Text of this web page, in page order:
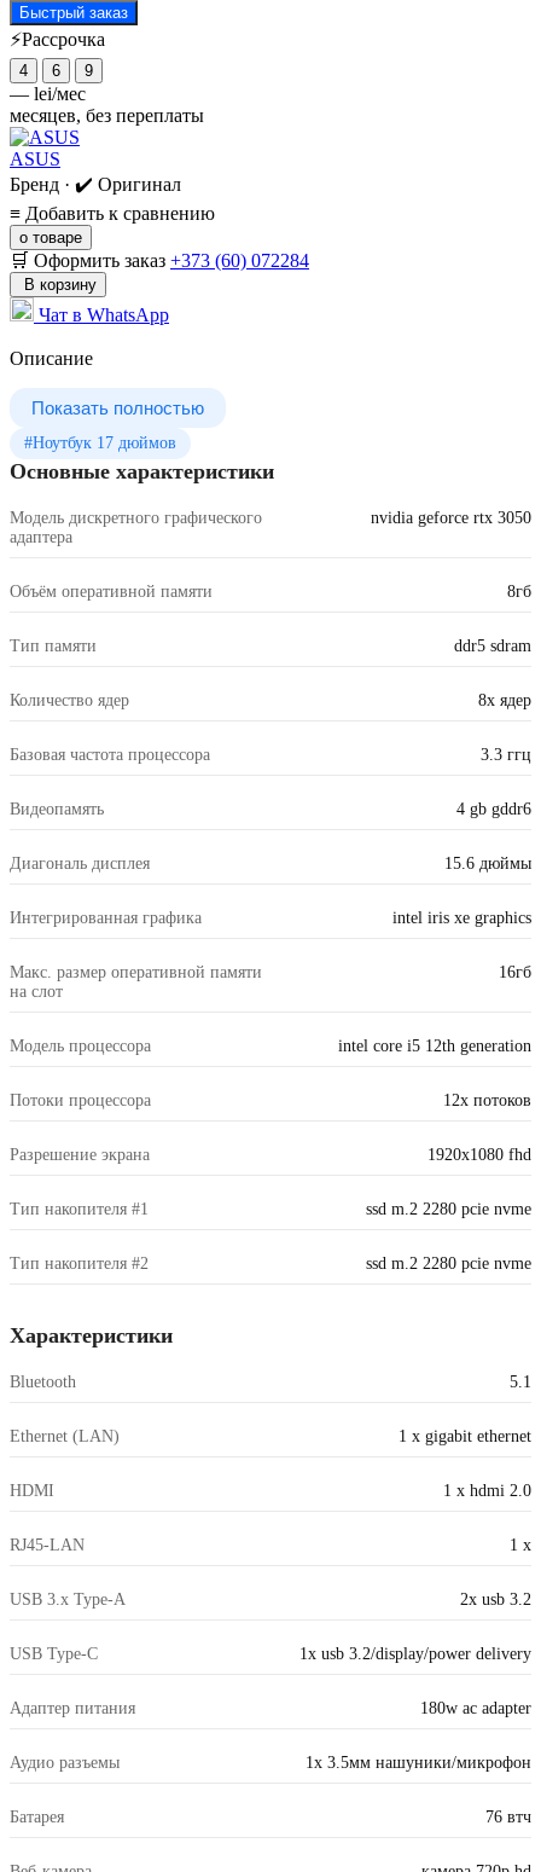
Быстрый заказ
⚡Рассрочка
4 6 9
— lei/мес
месяцев, без переплаты
ASUS
Бренд · ✔️ Оригинал
≡ Добавить к сравнению
о товаре
🛒 Оформить заказ +373 (60) 072284
В корзину
Чат в WhatsApp
Описание
Показать полностью
#Ноутбук 17 дюймов
Основные характеристики
Модель дискретного графического
адаптера
nvidia geforce rtx 3050
Объём оперативной памяти 8гб
Тип памяти ddr5 sdram
Количество ядер 8x ядер
Базовая частота процессора 3.3 ггц
Видеопамять 4 gb gddr6
Диагональ дисплея 15.6 дюймы
Интегрированная графика intel iris xe graphics
Макс. размер оперативной памяти
на слот
16гб
Модель процессора intel core i5 12th generation
Потоки процессора 12x потоков
Разрешение экрана 1920x1080 fhd
Тип накопителя #1 ssd m.2 2280 pcie nvme
Тип накопителя #2 ssd m.2 2280 pcie nvme
Характеристики
Bluetooth 5.1
Ethernet (LAN) 1 x gigabit ethernet
HDMI 1 x hdmi 2.0
RJ45-LAN 1 x
USB 3.x Type-A 2x usb 3.2
USB Type-C 1x usb 3.2/display/power delivery
Адаптер питания 180w ac adapter
Аудио разъемы 1x 3.5мм нашуники/микрофон
Батарея 76 втч